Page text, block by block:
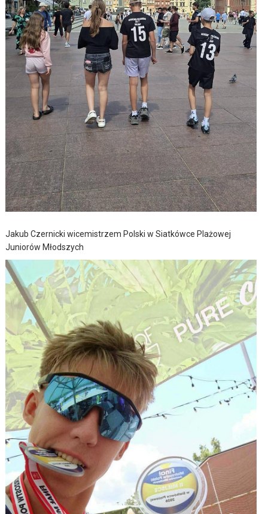
Jakub Czernicki wicemistrzem Polski w Siatkówce Plażowej
Juniorów Młodszych